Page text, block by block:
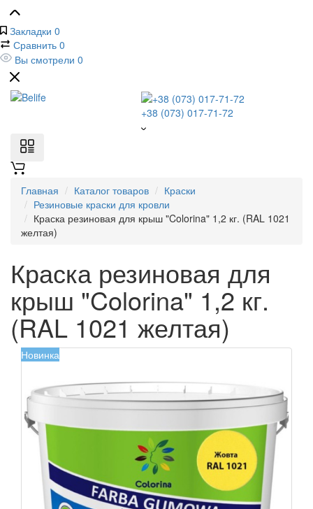
Закладки 0
Сравнить 0
Вы смотрели 0
+38 (073) 017-71-72
Главная Каталог товаров
Краски
Резиновые краски для кровли
Краска резиновая для крыш "Colorina" 1,2 кг. (RAL 1021
желтая)
Краска резиновая для
крыш "Colorina" 1,2 кг.
(RAL 1021 желтая)
Новинка